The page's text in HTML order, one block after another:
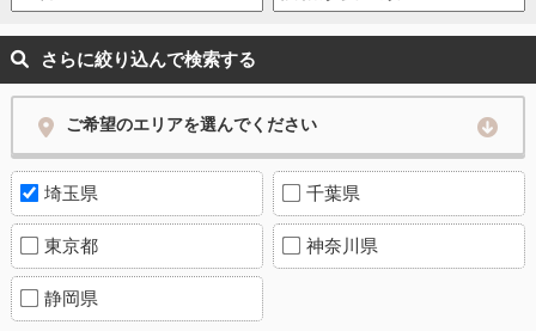
さらに絞り込んで検索する
ご希望のエリアを選んでください
埼玉県 千葉県
東京都 神奈川県
静岡県